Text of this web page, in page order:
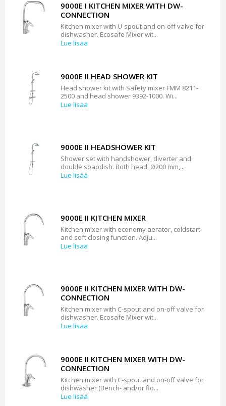
9000E I KITCHEN MIXER WITH DW-
CONNECTION
Kitchen mixer with U-spout and on-off valve for
dishwasher. Ecosafe Mixer wit...
Lue lisää
9000E II HEAD SHOWER KIT
Head shower kit with Safety mixer FMM 8211-
2500 and head shower 9392-1000. Wi...
Lue lisää
9000E II HEADSHOWER KIT
Shower set with handshower, diverter and
double soapdish. Both head, Ø200 mm,...
Lue lisää
9000E II KITCHEN MIXER
Kitchen mixer with economy aerator, coldstart
and soft closing function. Adju...
Lue lisää
9000E II KITCHEN MIXER WITH DW-
CONNECTION
Kitchen mixer with C-spout and on-off valve for
dishwasher. Ecosafe Mixer wit...
Lue lisää
9000E II KITCHEN MIXER WITH DW-
CONNECTION
Kitchen mixer with C-spout and on-off valve for
dishwasher (Bench- and/or flo...
Lue lisää